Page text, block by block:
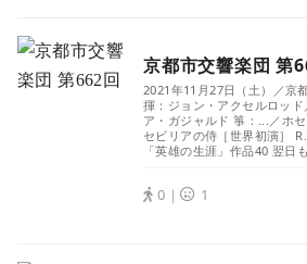
京都市交響楽団 第
2021年11月27日（土）／京
揮：ジョン・アクセルロッ
ア・ガジャルド 箏：...／ホ
セビリアの侍［世界初演］
「英雄の生涯」作品40 翌日
0｜ 1